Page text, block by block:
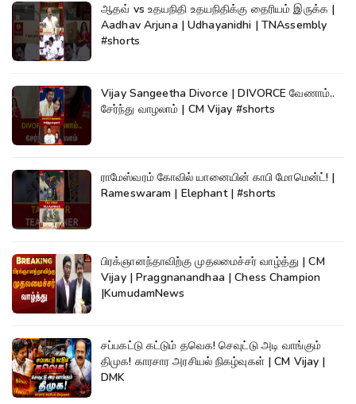
ஆதவ் vs உதயநிதி உதயநிதிக்கு தைரியம் இருக்க |
Aadhav Arjuna | Udhayanidhi | TNAssembly
#shorts
Vijay Sangeetha Divorce | DIVORCE வேணாம்..
சேர்ந்து வாழலாம் | CM Vijay #shorts
ராமேஸ்வரம் கோவில் யானையின் காபி மோமென்ட்! |
Rameswaram | Elephant | #shorts
பிரக்ஞானந்தாவிற்கு முதலமைச்சர் வாழ்த்து | CM
Vijay | Praggnanandhaa | Chess Champion
|KumudamNews
சப்பகட்டு கட்டும் தவெக! செவுட்டு அடி வாங்கும்
திமுக! காரசார அரசியல் நிகழ்வுகள் | CM Vijay |
DMK